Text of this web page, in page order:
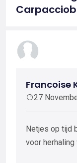
Francoise
27
Netjes op tijd
voor herhaling